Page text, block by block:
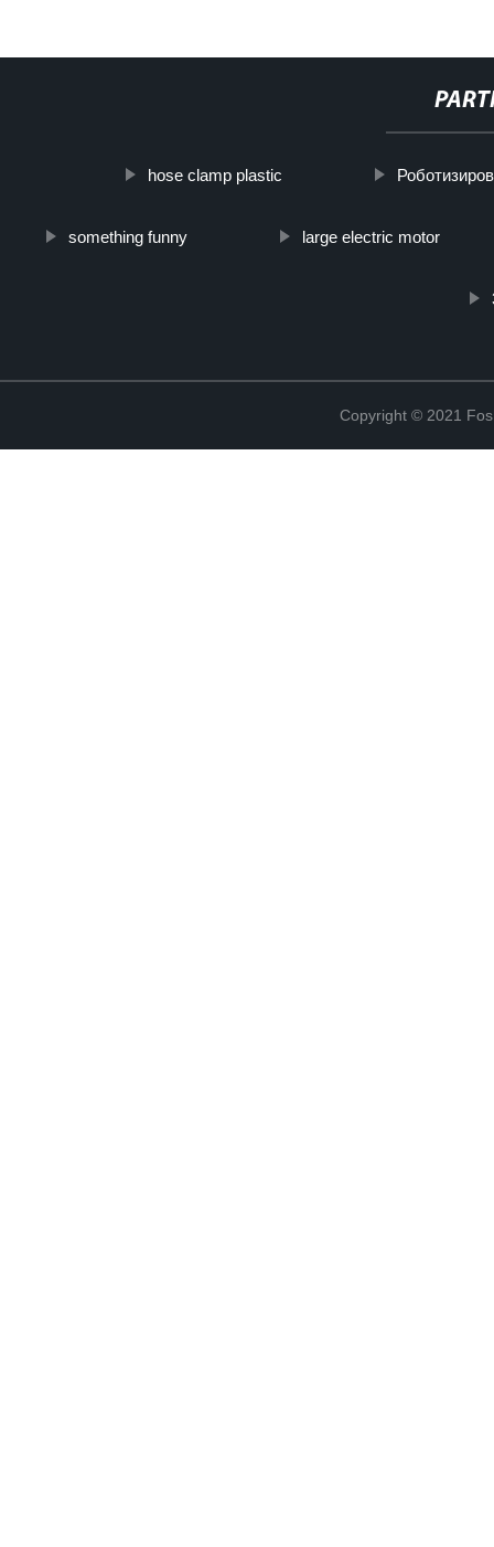
hose clamp plastic
something funny large electric motor
Copyright © 2021